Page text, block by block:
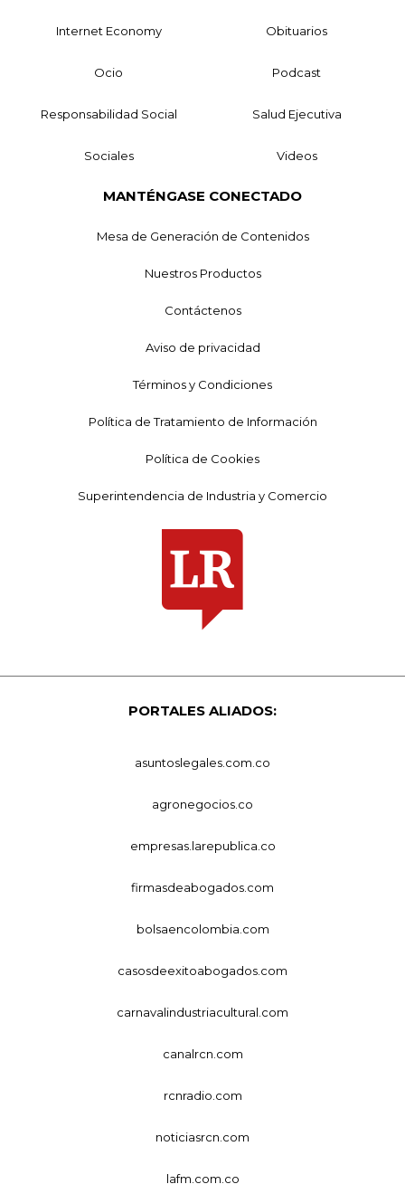
Internet Economy Obituarios
Ocio Podcast
Responsabilidad Social Salud Ejecutiva
Sociales Videos
MANTÉNGASE CONECTADO
Mesa de Generación de Contenidos
Nuestros Productos
Contáctenos
Aviso de privacidad
Términos y Condiciones
Política de Tratamiento de Información
Política de Cookies
Superintendencia de Industria y Comercio
PORTALES ALIADOS:
asuntoslegales.com.co
agronegocios.co
empresas.larepublica.co
firmasdeabogados.com
bolsaencolombia.com
casosdeexitoabogados.com
carnavalindustriacultural.com
canalrcn.com
rcnradio.com
noticiasrcn.com
lafm.com.co